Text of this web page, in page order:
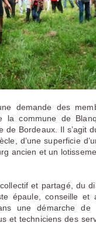
demande des
la commune de
de Bordeaux. Il s’agit
d’une superficie
ancien et un
et partagé, du
épaule, conseille et
une démarche de
et techniciens des